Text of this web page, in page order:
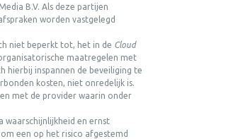
B.V. Als deze partijen
worden vastgelegd
niet beperkt tot, het in de Cloud
maatregelen met
hierbij inspannen de beveiliging te
kosten, niet onredelijk is.
met de provider waarin onder
waarschijnlijkheid en ernst
een op het risico afgestemd